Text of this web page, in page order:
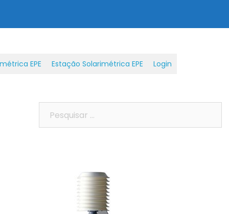
EPE Estação Solarimétrica EPE Login